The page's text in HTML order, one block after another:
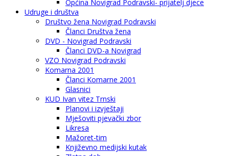
Općina Novigrad Podravski- prijatelj djece
Udruge i društva
Društvo žena Novigrad Podravski
Članci Društva žena
DVD - Novigrad Podravski
Članci DVD-a Novigrad
VZO Novigrad Podravski
Komarna 2001
Članci Komarne 2001
Glasnici
KUD Ivan vitez Trnski
Planovi i izvještaji
Mješoviti pjevački zbor
Likresa
Mažoret-tim
Književno medijski kutak